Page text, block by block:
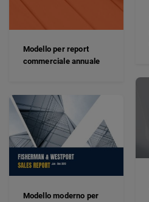
Modello per report
commerciale annuale
Modello moderno per